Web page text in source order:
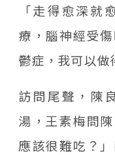
「走得愈深就
療，腦神經受
鬱症，我可以做
訪問尾聲，陳
湯，王素梅問
應該很難吃？